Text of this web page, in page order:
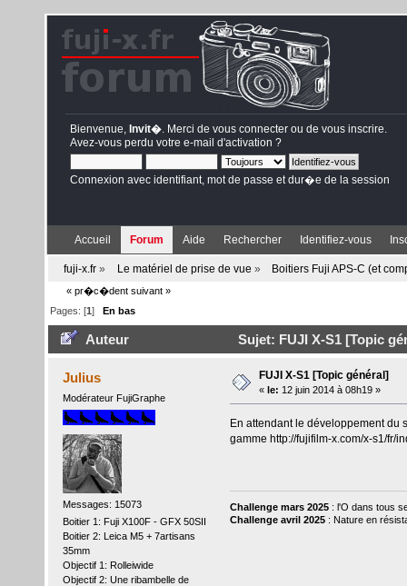
Bienvenue, Invit� . Merci de vous connecter ou de vous inscrire
Avez-vous perdu votre e-mail d'activation ?
Connexion avec identifiant, mot de passe et dur�e de la session
Accueil Forum Aide Rechercher Identifiez-vous
fuji-x.fr » Le matériel de prise de vue » Boitiers Fuji APS-C (et
« pr�c�dent suivant »
Pages: [1] En bas
Auteur Sujet: FUJI X-S1 [Topic
Julius
Modérateur FujiGraphe
Messages: 15073
Boitier 1: Fuji X100F - GFX 50SII
Boitier 2: Leica M5 + 7artisans
35mm
Objectif 1: Rolleiwide
Objectif 2: Une ribambelle de
FUJI X-S1 [Topic général]
« le: 12 juin 2014 à 08h19 »
En attendant le développement du
gamme http://fujifilm-x.com/x-s1/fr/
Challenge mars 2025: l'O dans tous
Challenge avril 2025: Nature en